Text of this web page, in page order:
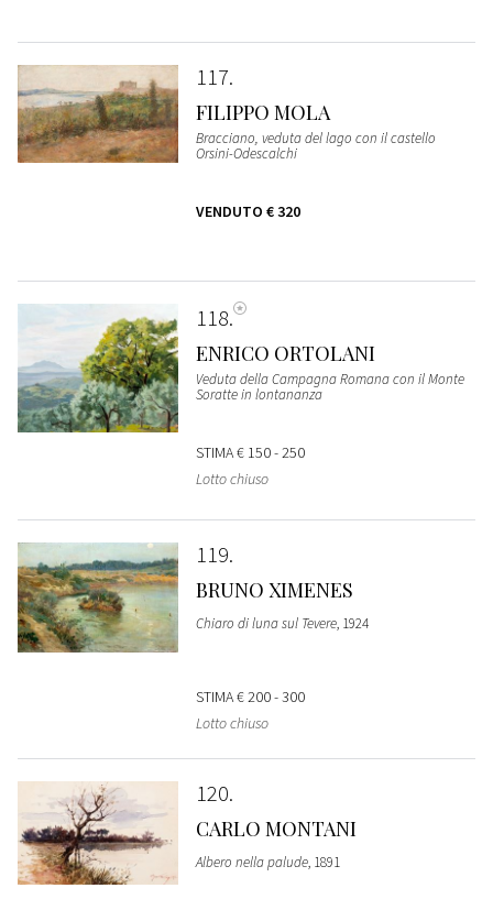
117
FILIPPO MOLA
Bracciano, veduta del lago con il castello
Orsini-Odescalchi
VENDUTO € 320
118
ENRICO ORTOLANI
Veduta della Campagna Romana con il Monte
Soratte in lontananza
STIMA€ 150 - 250
Lotto chiuso
119
BRUNO XIMENES
Chiaro di luna sul Tevere, 1924
STIMA€ 200 - 300
Lotto chiuso
120
CARLO MONTANI
Albero nella palude, 1891